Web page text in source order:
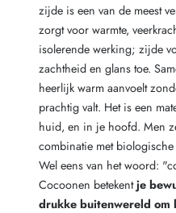
zijde is een van de meest
zorgt voor warmte,
isolerende werking; zijde
zachtheid en glans toe.
heerlijk warm aanvoelt
prachtig valt. Het is een
huid, en in je hoofd. Men
combinatie met
Wel eens van het woord:
Cocoonen betekentje
drukke buitenwereld om